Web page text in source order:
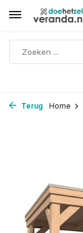
Terug Home